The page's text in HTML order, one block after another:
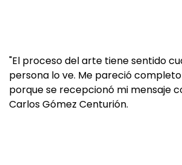
"El proceso del arte tiene sentido
persona lo ve. Me pareció
porque se recepcionó mi mensaje
Carlos Gómez Centurión.